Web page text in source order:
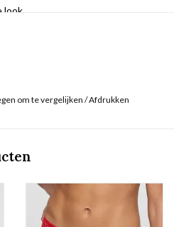
look
om te vergelijken /Afdrukken